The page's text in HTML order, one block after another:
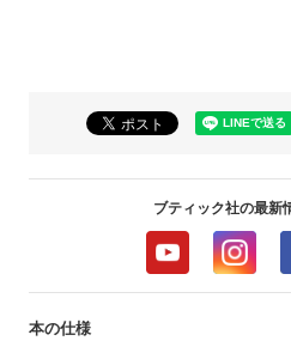
ブティック社の最新
本の仕様